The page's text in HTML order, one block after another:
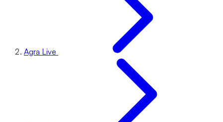
Agra Live